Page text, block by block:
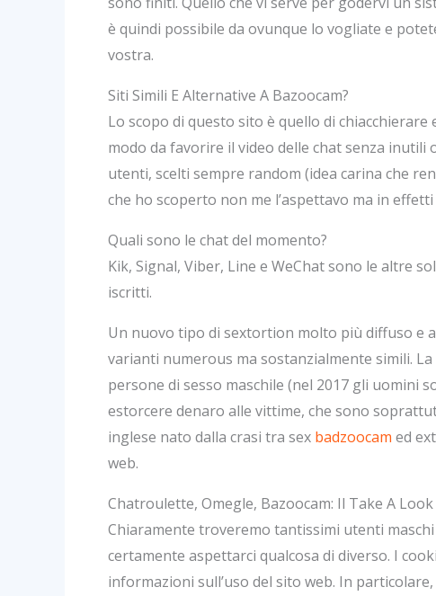
è quindi possibile da ovunque lo vogliate e
vostra.
Siti Simili E Alternative A Bazoocam?
Lo scopo di questo sito è quello di
modo da favorire il video delle chat senza inutili
utenti, scelti sempre random (idea carina che
che ho scoperto non me l’aspettavo ma in
Quali sono le chat del momento?
Kik, Signal, Viber, Line e WeChat sono le altre
iscritti.
Un nuovo tipo di sextortion molto più diffuso e
varianti numerous ma sostanzialmente simili.
persone di sesso maschile (nel 2017 gli uomini
estorcere denaro alle vittime, che sono
inglese nato dalla crasi tra sex badzoocam ed
web.
Chatroulette, Omegle, Bazoocam: Il Take A
Chiaramente troveremo tantissimi utenti
certamente aspettarci qualcosa di diverso. I
informazioni sull’uso del sito web. In